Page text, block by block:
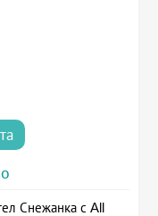
Снежанка с All